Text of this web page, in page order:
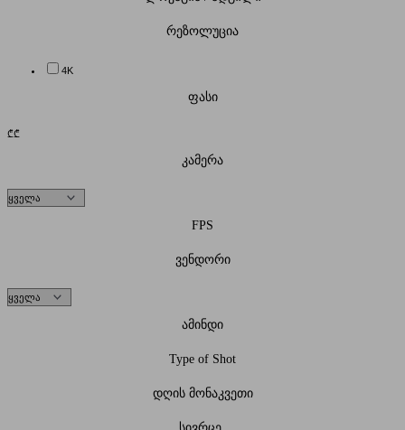
რეზოლუცია
4K
ფასი
₾₾
კამერა
FPS
ვენდორი
ამინდი
Type of Shot
დღის მონაკვეთი